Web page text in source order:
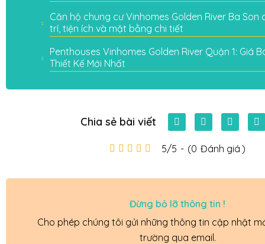
Căn hộ chung cư Vinhomes Golden River Ba Son
trí, tiện ích và mặt bằng chi tiết
Penthouses Vinhomes Golden River Quận 1: Giá
Thiết Kế Mới Nhất
Chia sẻ bài viết
5/5 - (0 Đánh giá )
Đừng bỏ lỡ thông tin !
Cho phép chúng tôi gửi những thông tin cập nhật
trường qua email.